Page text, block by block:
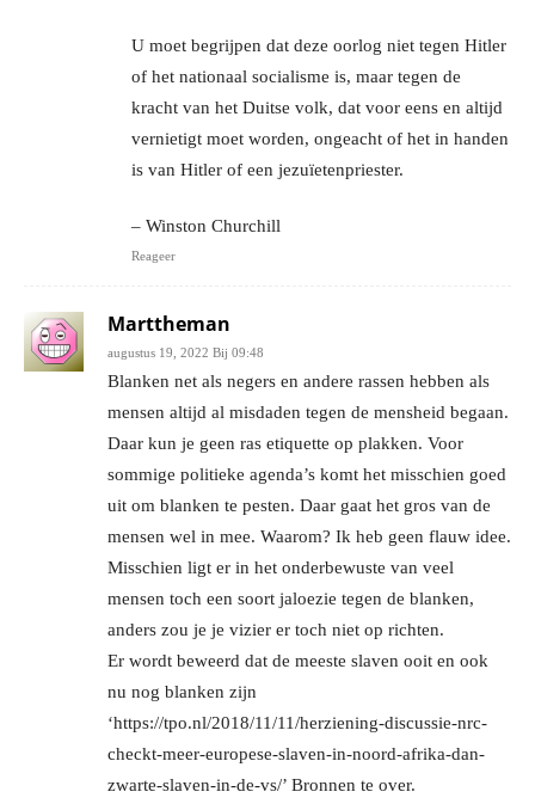
U moet begrijpen dat deze oorlog niet tegen Hitler
of het nationaal socialisme is, maar tegen de
kracht van het Duitse volk, dat voor eens en altijd
vernietigt moet worden, ongeacht of het in handen
is van Hitler of een jezuïetenpriester.
– Winston Churchill
Reageer
Marttheman
augustus 19, 2022 Bij 09:48
Blanken net als negers en andere rassen hebben als
mensen altijd al misdaden tegen de mensheid begaan.
Daar kun je geen ras etiquette op plakken. Voor
sommige politieke agenda’s komt het misschien goed
uit om blanken te pesten. Daar gaat het gros van de
mensen wel in mee. Waarom? Ik heb geen flauw idee.
Misschien ligt er in het onderbewuste van veel
mensen toch een soort jaloezie tegen de blanken,
anders zou je je vizier er toch niet op richten.
Er wordt beweerd dat de meeste slaven ooit en ook
nu nog blanken zijn
‘https://tpo.nl/2018/11/11/herziening-discussie-nrc-
checkt-meer-europese-slaven-in-noord-afrika-dan-
zwarte-slaven-in-de-vs/’ Bronnen te over.